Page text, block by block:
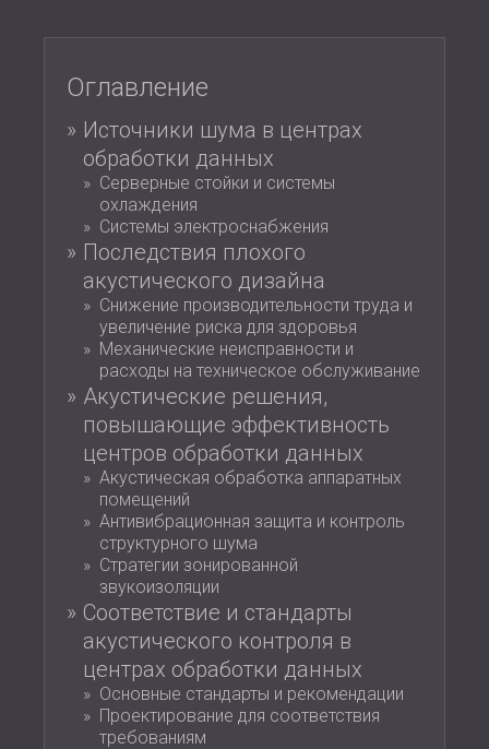
ПРОФЕССИОНАЛЬНЫЕ СТУДИИ
ЗВУКОИЗОЛЯЦИЯ И АКУСТИКА ДЛЯ
ЛАБОРАТОРИИ
ЗВУКОИЗОЛЯЦИЯ И АКУСТИКА ДЛЯ
РЕСТОРАНЫ И КЛУБЫ
ЗВУКОИЗОЛЯЦИЯ И АКУСТИКА ДЛЯ
ОТЕЛИ
ЗВУКОИЗОЛЯЦИЯ И АКУСТИКА ДЛЯ
ЗАЛЫ
ЗВУКОИЗОЛЯЦИЯ И АКУСТИЧЕСКИЕ
РЕШЕНИЯ ДЛЯ ТОРГОВЫХ
ПОМЕЩЕНИЙ
ЗВУКОИЗОЛЯЦИЯ И АКУСТИКА ДЛЯ
ОБРАЗОВАТЕЛЬНЫХ УЧРЕЖДЕНИЙ
SOUND INSULATION AND ACOUSTICS
FOR HEALTH CARE FACILITIES
ЗВУКОИЗОЛЯЦИОННЫЕ И
АКУСТИЧЕСКИЕ РЕШЕНИЯ ДЛЯ
АУДИОЛОГИЧЕСКОЙ ОТРАСЛИ
ЗВУКОИЗОЛЯЦИОННЫЕ И
АКУСТИЧЕСКИЕ РЕШЕНИЯ ДЛЯ
ЦЕНТРОВ ОБРАБОТКИ ДАННЫХ
БЪЛГАРИЯ (BG)
GREAT BRITAIN (GB)
DEUTSCHLAND (DE)
ÖSTERREICH (AT)
SRBIJA (RS)
ROMÂNIA (RO)
POLAND (PL)
FINLAND (FI)
USA (US)
SOUTH AFRICA (ZA)
Оглавление
Источники шума в центрах
обработки данных
Серверные стойки и системы
охлаждения
Системы электроснабжения
Последствия плохого
акустического дизайна
Снижение производительности труда и
увеличение риска для здоровья
Механические неисправности и
расходы на техническое обслуживание
Акустические решения,
повышающие эффективность
центров обработки данных
Акустическая обработка аппаратных
помещений
Антивибрационная защита и контроль
структурного шума
Стратегии зонированной
звукоизоляции
Соответствие и стандарты
акустического контроля в
центрах обработки данных
Основные стандарты и рекомендации
Проектирование для соответствия
требованиям